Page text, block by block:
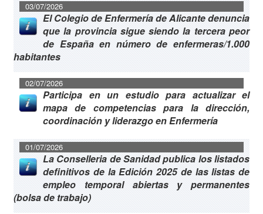
03/07/2026
El Colegio de Enfermería de Alicante denuncia
que la provincia sigue siendo la tercera peor
de España en número de enfermeras/1.000
habitantes
02/07/2026
Participa en un estudio para actualizar el
mapa de competencias para la dirección,
coordinación y liderazgo en Enfermería
01/07/2026
La Conselleria de Sanidad publica los listados
definitivos de la Edición 2025 de las listas de
empleo temporal abiertas y permanentes
(bolsa de trabajo)